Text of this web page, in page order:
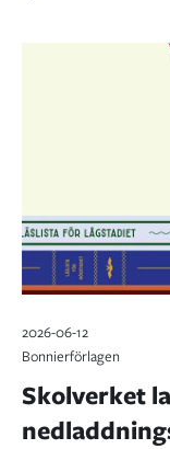
2026-06-12
Bonnierförlagen
Skolverket